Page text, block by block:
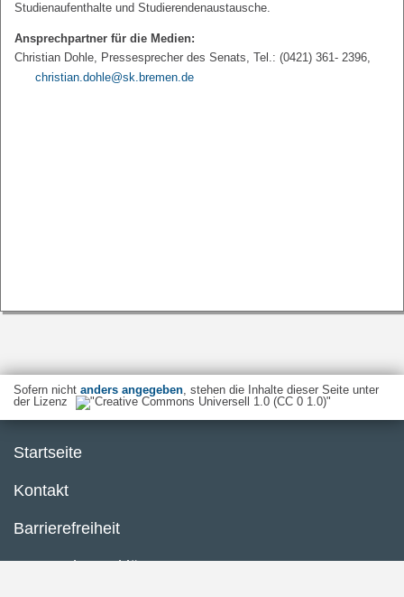
Studienaufenthalte und Studierendenaustausche.
Ansprechpartner für die Medien:
Christian Dohle, Pressesprecher des Senats, Tel.: (0421) 361- 2396,
christian.dohle@sk.bremen.de
Sofern nicht anders angegeben, stehen die Inhalte dieser Seite unter
der Lizenz
Startseite
Kontakt
Barrierefreiheit
Datenschutzerklärung